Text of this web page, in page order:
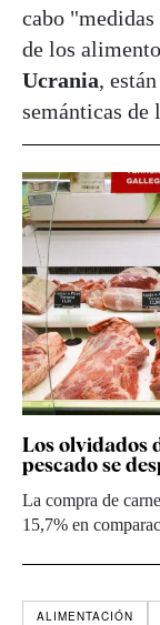
cabo
de los
Ucrania,
semánticas de
Los olvidados
pescado se
La compra de
15,7% en
ALIMENTACIÓN